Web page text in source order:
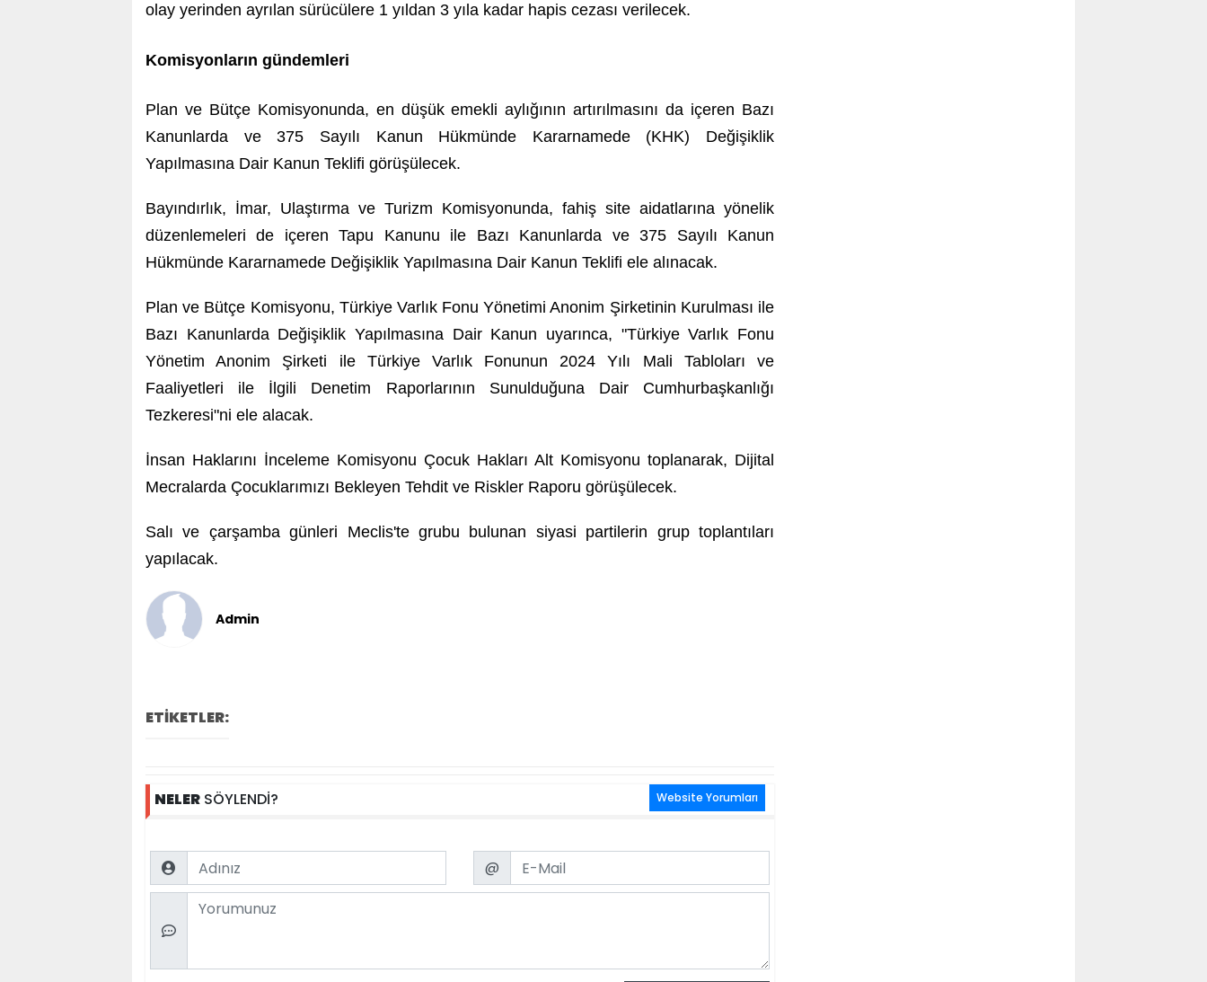
olay yerinden ayrılan sürücülere 1 yıldan 3 yıla kadar hapis cezası verilecek.
Komisyonların gündemleri
Plan ve Bütçe Komisyonunda, en düşük emekli aylığının artırılmasını da içeren Bazı
Kanunlarda ve 375 Sayılı Kanun Hükmünde Kararnamede (KHK) Değişiklik
Yapılmasına Dair Kanun Teklifi görüşülecek.
Bayındırlık, İmar, Ulaştırma ve Turizm Komisyonunda, fahiş site aidatlarına yönelik
düzenlemeleri de içeren Tapu Kanunu ile Bazı Kanunlarda ve 375 Sayılı Kanun
Hükmünde Kararnamede Değişiklik Yapılmasına Dair Kanun Teklifi ele alınacak.
Plan ve Bütçe Komisyonu, Türkiye Varlık Fonu Yönetimi Anonim Şirketinin Kurulması ile
Bazı Kanunlarda Değişiklik Yapılmasına Dair Kanun uyarınca, "Türkiye Varlık Fonu
Yönetim Anonim Şirketi ile Türkiye Varlık Fonunun 2024 Yılı Mali Tabloları ve
Faaliyetleri ile İlgili Denetim Raporlarının Sunulduğuna Dair Cumhurbaşkanlığı
Tezkeresi"ni ele alacak.
İnsan Haklarını İnceleme Komisyonu Çocuk Hakları Alt Komisyonu toplanarak, Dijital
Mecralarda Çocuklarımızı Bekleyen Tehdit ve Riskler Raporu görüşülecek.
Salı ve çarşamba günleri Meclis'te grubu bulunan siyasi partilerin grup toplantıları
yapılacak.
Admin
ETİKETLER:
NELER SÖYLENDİ? Website Yorumları
Name Email
@
Comment